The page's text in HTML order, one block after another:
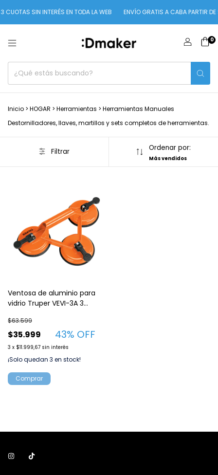
CUOTAS SIN INTERÉS EN TODA LA WEB ENVÍO GRATIS A CABA PARTIR
0
Inicio > HOGAR > Herramientas > Herramientas Manuales
Destornilladores, llaves, martillos y sets completos de herramientas.
Filtrar Ordenar por:
Más vendidos
Ventosa de aluminio para
vidrio Truper VEVI-3A 3
$35.999
$63.599
43% OFF
3 x $11.999,67 sin interés
¡Solo quedan 3 en stock!